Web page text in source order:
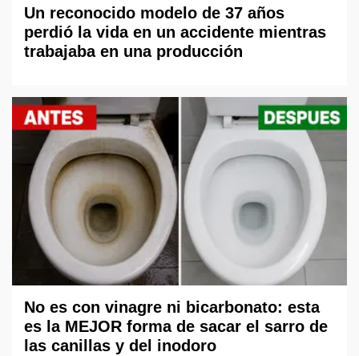
Un reconocido modelo de 37 años
perdió la vida en un accidente mientras
trabajaba en una producción
No es con vinagre ni bicarbonato: esta
es la MEJOR forma de sacar el sarro de
las canillas y del inodoro